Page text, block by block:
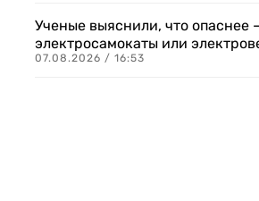
Ученые выяснили, что опаснее
электросамокаты или
07.08.2026 / 16:53